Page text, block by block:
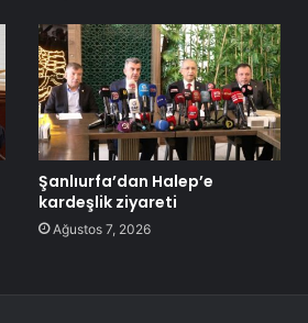
Şanlıurfa’dan Halep’e
kardeşlik ziyareti
Ağustos 7, 2026